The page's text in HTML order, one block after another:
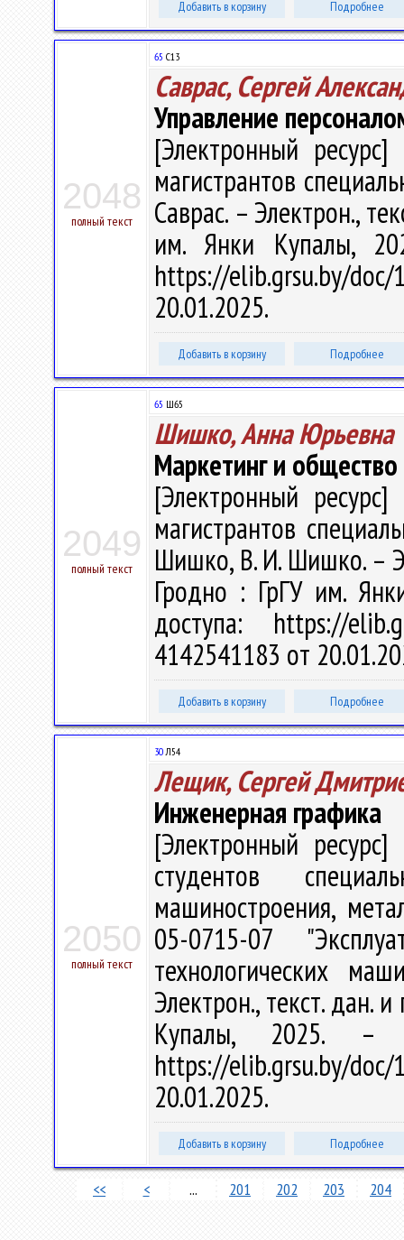
Добавить в корзину Подробнее
2048
полный текст
65 С13
Саврас, Сергей
Управление
[Электронный
магистрантов
Саврас. – Электрон.,
им. Янки Купалы,
https://elib.grsu.by/
20.01.2025.
Добавить в корзину Подробнее
2049
полный текст
65 Ш65
Шишко, Анна Юрьевна
Маркетинг и общество
[Электронный
магистрантов
Шишко, В. И. Шишко. –
Гродно : ГрГУ им.
доступа: https://
4142541183 от
Добавить в корзину Подробнее
2050
полный текст
30Л54
Лещик, Сергей
Инженерная графика
[Электронный
студентов
машиностроения,
05-0715-07
технологических
Электрон., текст. дан.
Купалы, 2025. –
https://elib.grsu.by/
20.01.2025.
Добавить в корзину Подробнее
<< < ... 201 202 203 204